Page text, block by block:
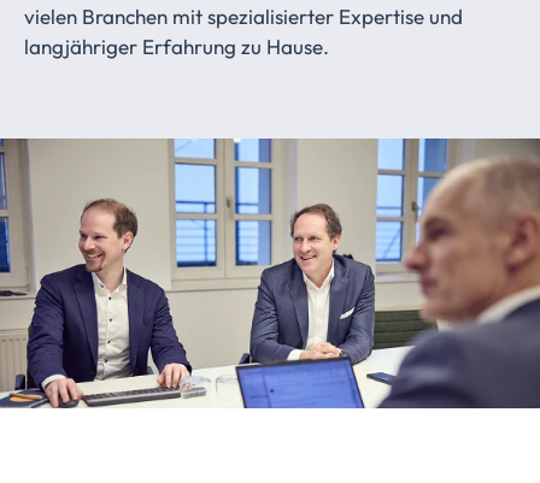
vielen Branchen mit spezialisierter Expertise und
langjähriger Erfahrung zu Hause.